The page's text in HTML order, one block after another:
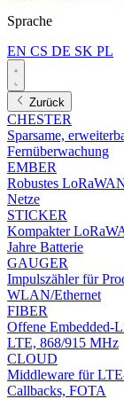
Sprache
EN CS DE SK PL
Zurück
CHESTER
Sparsame,
Fernüberwachung
EMBER
Robustes
Netze
STICKER
Kompakter
Jahre Batterie
GAUGER
Impulszähler für
WLAN/Ethernet
FIBER
Offene Embedded-
LTE, 868/915 MHz
CLOUD
Middleware für
Callbacks, FOTA